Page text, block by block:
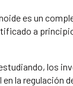
es un
a
los
la regulación